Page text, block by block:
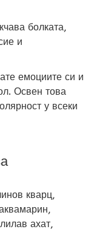
болката,
и
емоциите си и
Освен това
у всеки
кварц,
ахат,